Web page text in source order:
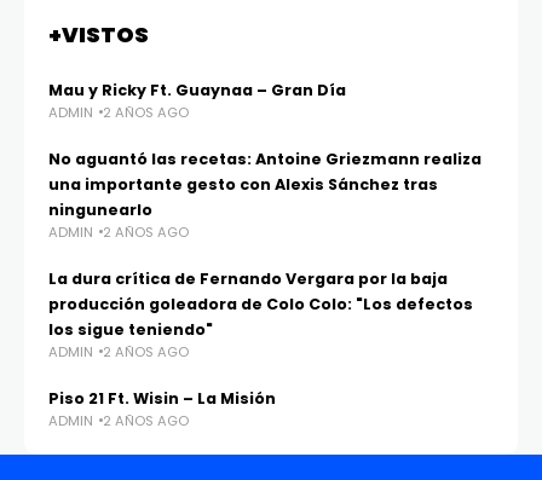
+VISTOS
Mau y Ricky Ft. Guaynaa – Gran Día
ADMIN 2 AÑOS AGO
No aguantó las recetas: Antoine Griezmann realiza
una importante gesto con Alexis Sánchez tras
ningunearlo
ADMIN 2 AÑOS AGO
La dura crítica de Fernando Vergara por la baja
producción goleadora de Colo Colo: "Los defectos
los sigue teniendo"
ADMIN 2 AÑOS AGO
Piso 21 Ft. Wisin – La Misión
ADMIN 2 AÑOS AGO